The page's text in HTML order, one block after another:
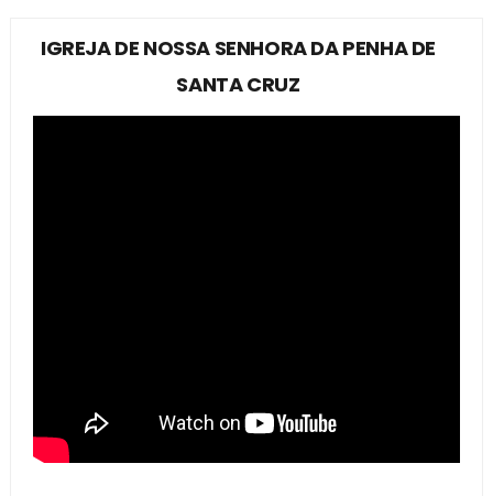
IGREJA DE NOSSA SENHORA DA PENHA DE
SANTA CRUZ